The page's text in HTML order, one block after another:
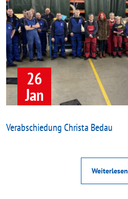
26
Jan
Verabschiedung Christa Bedau
Weiterlesen